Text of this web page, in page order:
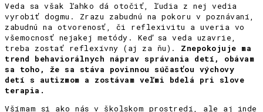
Veda sa však ľahko dá otočiť, ľudia z nej vedia
vyrobiť dogmu. Zrazu zabudnú na pokoru v poznávaní,
zabudnú na otvorenosť, či reflexivitu a uveria vo
všemocnosť nejakej metódy. Keď sa veda uzavrie,
treba zostať reflexívny (aj za ňu). Znepokojuje ma
trend behaviorálnych náprav správania detí, obávam
sa toho, že sa stáva povinnou súčasťou výchovy
detí s autizmom a zostávam veľmi bdelá pri slove
terapia.
Všímam si ako nás v školskom prostredí, ale aj inde